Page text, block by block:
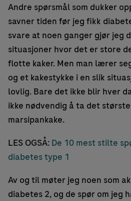
Andre spørsmål som dukker
savner tiden før jeg fikk
svare at noen ganger gjør jeg
situasjoner hvor det er store
flotte kaker. Men man lærer
og et kakestykke i en slik
lovlig. Bare det ikke blir hver
ikke nødvendig å ta det
marsipankake.
LES OGSÅ: De 10 mest stilte
diabetes type 1
Av og til møter jeg noen som
diabetes 2, og de spør om jeg